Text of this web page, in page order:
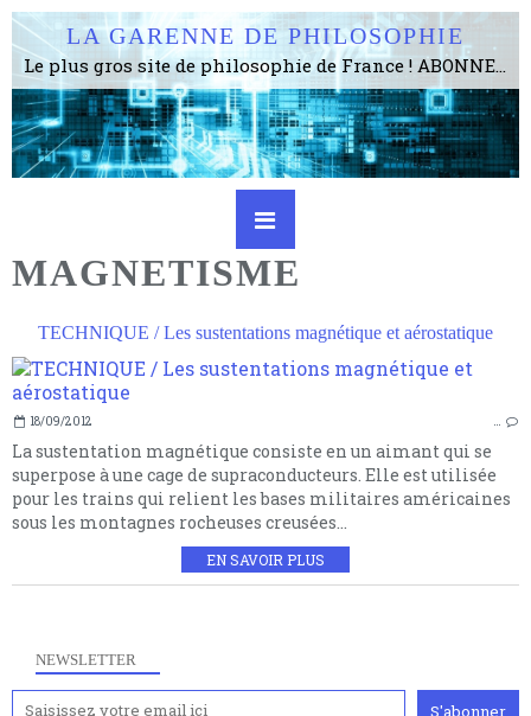
LA GARENNE DE PHILOSOPHIE
Le plus gros site de philosophie de France ! ABONNEZ-VOUS ! 4115 Articles, 1634 abonné·e·s, depuis 2006 . . . . . . . . 2 852 214 pages vues jusqu'à présent. Prestance et être apte à un plus grand nombre de choses.
MAGNETISME
TECHNIQUE / Les sustentations magnétique et aérostatique
18/09/2012 …
La sustentation magnétique consiste en un aimant qui se
superpose à une cage de supraconducteurs. Elle est utilisée
pour les trains qui relient les bases militaires américaines
sous les montagnes rocheuses creusées...
EN SAVOIR PLUS
NEWSLETTER